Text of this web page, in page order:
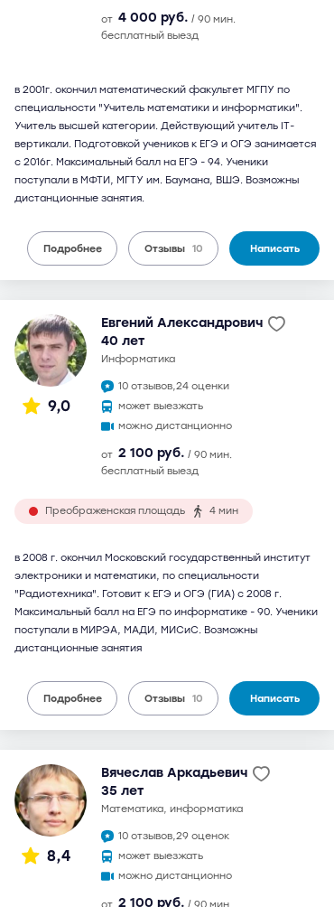
от 4 000 руб. / 90 мин.
бесплатный выезд
в 2001г. окончил математический факультет МГПУ по
специальности "Учитель математики и информатики".
Учитель высшей категории. Действующий учитель IT-
вертикали. Подготовкой учеников к ЕГЭ и ОГЭ занимается
с 2016г. Максимальный балл на ЕГЭ - 94. Ученики
поступали в МФТИ, МГТУ им. Баумана, ВШЭ. Возможны
дистанционные занятия.
Подробнее Отзывы 10 Написать
9,0
Евгений Александрович
40 лет
информатика
10 отзывов,24 оценки
может выезжать
можно дистанционно
от 2 100 руб. / 90 мин.
бесплатный выезд
Преображенская площадь 4 мин
в 2008 г. окончил Московский государственный институт
электроники и математики, по специальности
"Радиотехника". Готовит к ЕГЭ и ОГЭ (ГИА) с 2008 г.
Максимальный балл на ЕГЭ по информатике - 90. Ученики
поступали в МИРЭА, МАДИ, МИСиС. Возможны
дистанционные занятия
Подробнее Отзывы 10 Написать
8,4
Вячеслав Аркадьевич
35 лет
математика, информатика
10 отзывов,29 оценок
может выезжать
можно дистанционно
2 100 руб.